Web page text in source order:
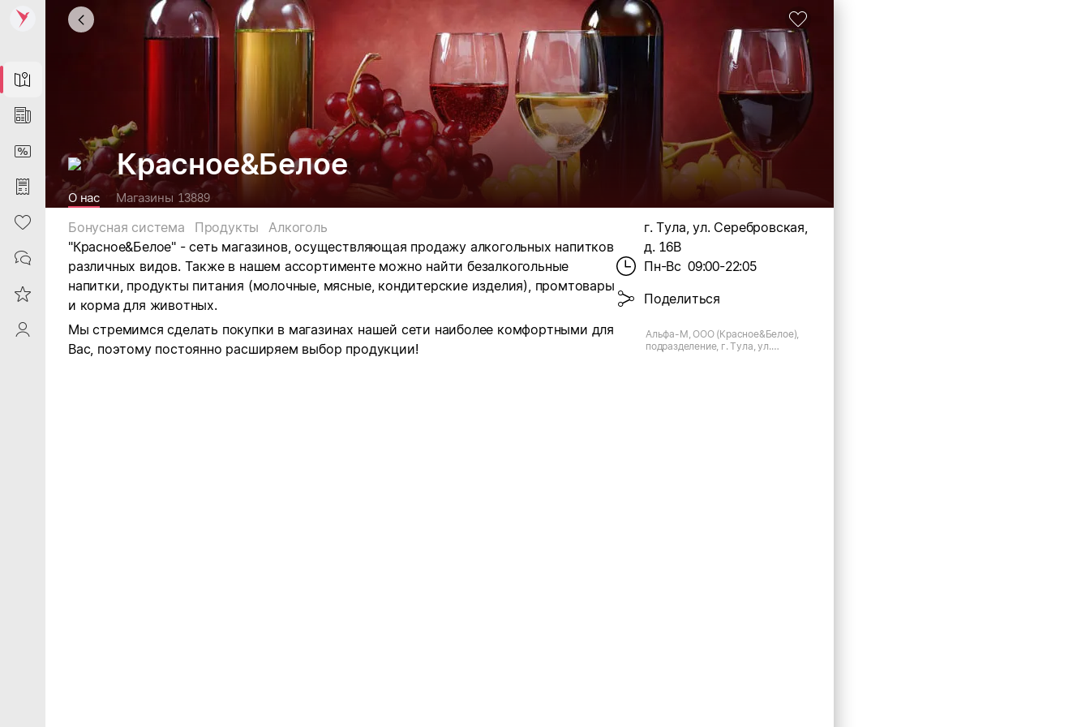
Map
News
DiscountCard
Purchases
Heart
Contacts
Reviews
ProfileSaby
Красное&Белое
О нас Магазины 13889
Бонусная система Продукты
Алкоголь
"Красное&Белое" - сеть магазинов, осуществляющая продажу алкогольных напитков
различных видов. Также в нашем ассортименте можно найти безалкогольные
напитки, продукты питания (молочные, мясные, кондитерские изделия), промтовары
и корма для животных.
Мы стремимся сделать покупки в магазинах нашей сети наиболее комфортными для
Вас, поэтому постоянно расширяем выбор продукции!
г. Тула, ул. Серебровская,
д. 16В
Пн-Вс 09:00-22:05
Поделиться
Альфа-М, ООО (Красное&Белое),
подразделение, г. Тула, ул.